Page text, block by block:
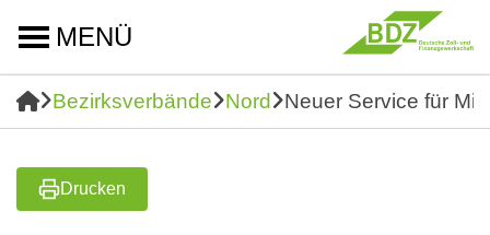
MENÜ
Bezirksverbände Nord Neuer Service für
Drucken